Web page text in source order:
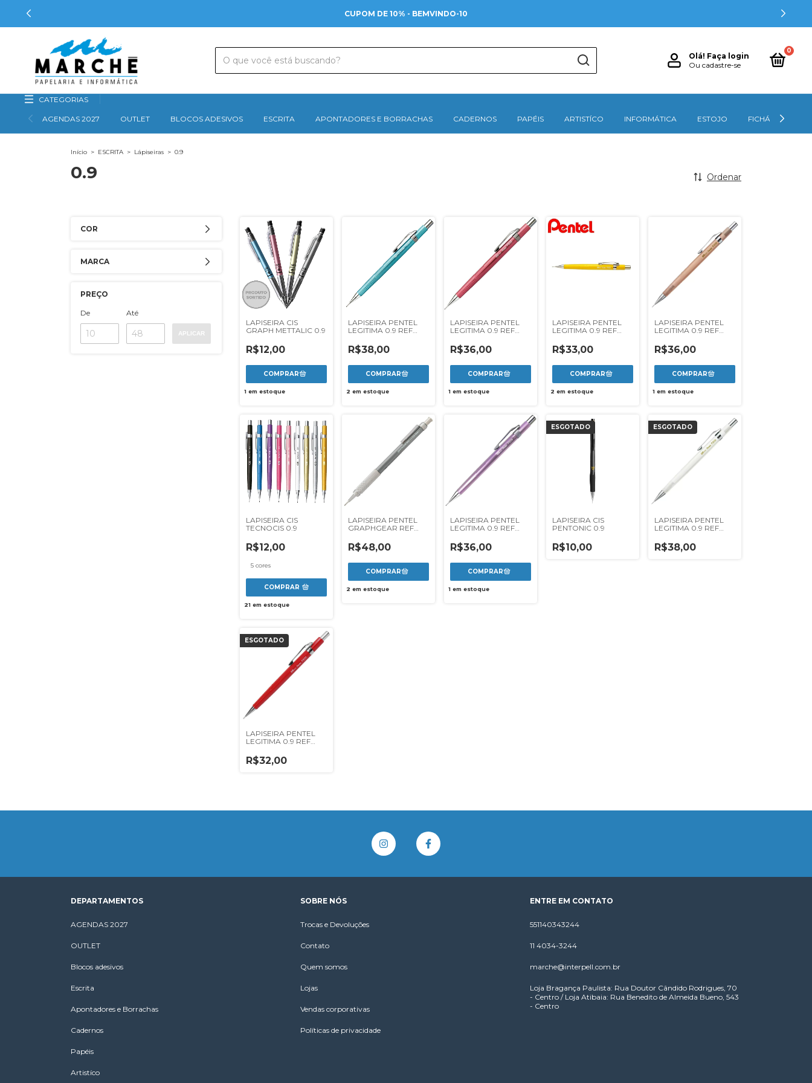
CUPOM DE 10% - BEMVINDO-10
Olá! Faça login
Ou cadastre-se
0
CATEGORIAS
AGENDAS 2027 OUTLET BLOCOS ADESIVOS ESCRITA APONTADORES E BORRACHAS CADERNOS PAPÉIS ARTISTÍCO INFORMÁTICA ESTOJO FICHÁRIOS
Início > ESCRITA > Lápiseiras > 0.9
0.9 Ordenar
COR
MARCA
PREÇO
De Até
APLICAR
LAPISEIRA CIS
GRAPH METTALIC 0.9
R$12,00
1em estoque
LAPISEIRA PENTEL
LEGITIMA 0.9 REF
METALICA
R$38,00
2 em estoque
LAPISEIRA PENTEL
LEGITIMA 0.9 REF
METALICA
R$36,00
1em estoque
LAPISEIRA PENTEL
LEGITIMA 0.9 REF
R$33,00
2 em estoque
LAPISEIRA PENTEL
LEGITIMA 0.9 REF
CLENA
R$36,00
1em estoque
LAPISEIRA CIS
TECNOCIS 0.9
R$12,00
5 cores
COMPRAR
21em estoque
LAPISEIRA PENTEL
GRAPHGEAR REF
R$48,00
2 em estoque
LAPISEIRA PENTEL
LEGITIMA 0.9 REF
METALICA
R$36,00
1em estoque
ESGOTADO
LAPISEIRA CIS
PENTONIC 0.9
R$10,00
ESGOTADO
LAPISEIRA PENTEL
LEGITIMA 0.9 REF
CLENA
R$38,00
ESGOTADO
LAPISEIRA PENTEL
LEGITIMA 0.9 REF
R$32,00
DEPARTAMENTOS
AGENDAS 2027
OUTLET
Blocos adesivos
Escrita
Apontadores e Borrachas
Cadernos
Papéis
Artistíco
SOBRE NÓS
Trocas e Devoluções
Contato
Quem somos
Lojas
Vendas corporativas
Políticas de privacidade
ENTRE EM CONTATO
551140343244
11 4034-3244
marche@interpell.com.br
Loja Bragança Paulista: Rua Doutor Cândido Rodrigues, 70
- Centro / Loja Atibaia: Rua Benedito de Almeida Bueno, 543
- Centro